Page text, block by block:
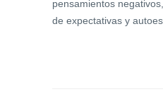
pensamientos
de expectativas y